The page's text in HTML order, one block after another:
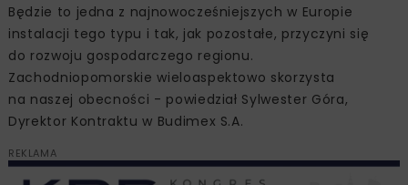
Będzie to jedna z najnowocześniejszych w Europie
‎instalacji tego typu i tak, jak pozostałe, przyczyni się
do rozwoju gospodarczego regionu.
Zachodniopomorskie wieloaspektowo skorzysta
na naszej obecności - powiedział Sylwester ‎Góra,
Dyrektor Kontraktu w Budimex S.A.
REKLAMA